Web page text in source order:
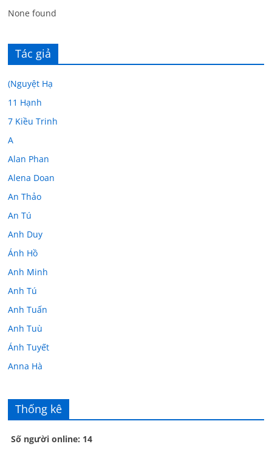
None found
Tác giả
(Nguyệt Hạ
11 Hạnh
7 Kiều Trinh
A
Alan Phan
Alena Doan
An Thảo
An Tú
Anh Duy
Ánh Hồ
Anh Minh
Anh Tú
Anh Tuấn
Anh Tuù
Ánh Tuyết
Anna Hà
Âu Tú Vân
Bác sĩ Hoa
Bác sĩ Stephen Mak
Thống kê
Số người online: 14